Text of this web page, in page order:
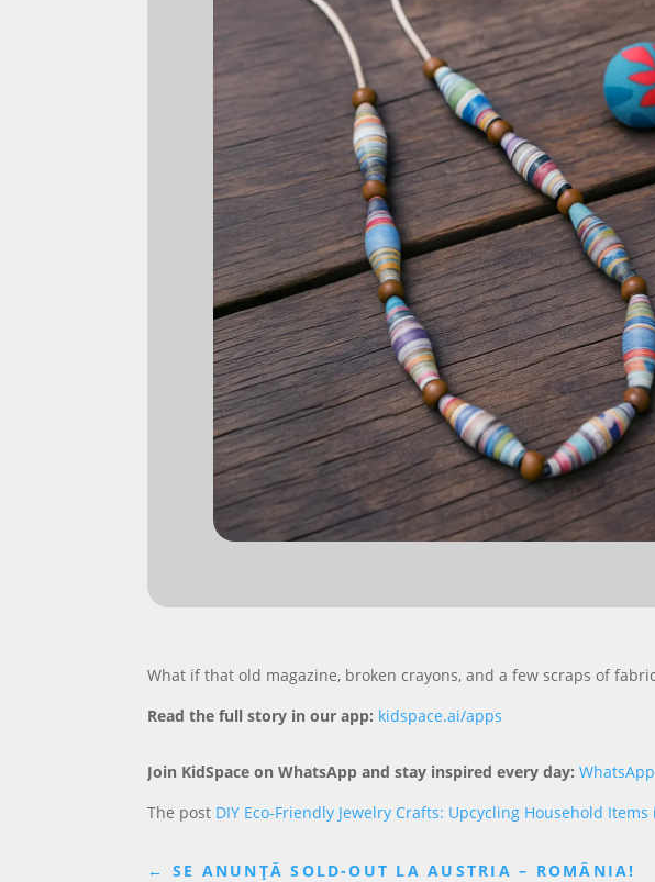
What if that old magazine, broken crayons, and a few scraps of
Read the full story in our app: kidspace.ai/apps
Join KidSpace on WhatsApp and stay inspired every day: WhatsApp
The post DIY Eco-Friendly Jewelry Crafts: Upcycling Household
← SE ANUNȚĂ SOLD-OUT LA AUSTRIA – ROMÂNIA!